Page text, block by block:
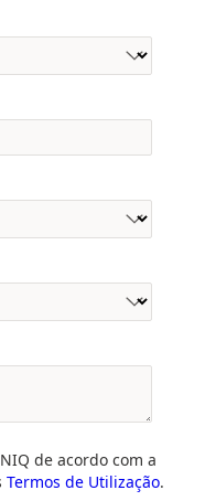
de acordo com a
Termos de Utilização.